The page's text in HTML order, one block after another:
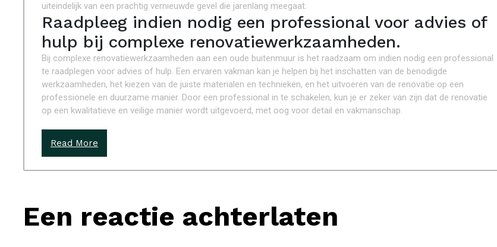
uiteindelijk van een prachtig vernieuwde gevel die jarenlang meegaat.
Raadpleeg indien nodig een professional voor advies of
hulp bij complexe renovatiewerkzaamheden.
Bij complexe renovatiewerkzaamheden aan een oude buitenmuur is het raadzaam om indien nodig een professional
te raadplegen voor advies of hulp. Een ervaren vakman kan je helpen bij het inschatten van de benodigde
werkzaamheden, het kiezen van de juiste materialen en technieken, en het uitvoeren van de renovatie op een
professionele en duurzame manier. Door een professional in te schakelen, kun je er zeker van zijn dat de renovatie
op een kwalitatieve en veilige manier wordt uitgevoerd, met oog voor detail en vakmanschap.
Read More
Een reactie achterlaten